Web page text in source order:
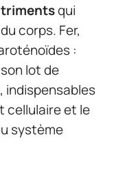
qui
corps. Fer,
:
lot de
indispensables
cellulaire et le
système